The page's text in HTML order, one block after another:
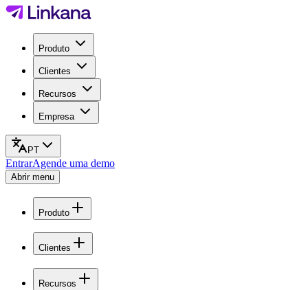
Produto
Clientes
Recursos
Empresa
PT
EntrarAgende uma demo
Abrir menu
Produto
Clientes
Recursos